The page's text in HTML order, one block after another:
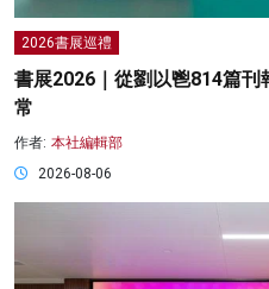
2026書展巡禮
書展2026｜從劉以鬯814篇刊
常
作者: 本社編輯部
2026-08-06